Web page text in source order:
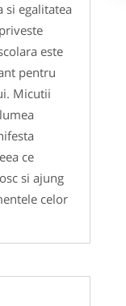
si egalitatea
este
pentru
Micutii
ce
si ajung
celor